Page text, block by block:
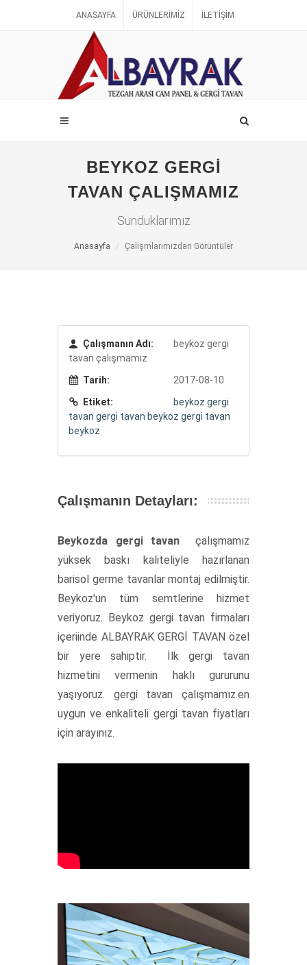
ANASAYFA ÜRÜNLERIMIZ İLETIŞIM
BEYKOZ GERGI
TAVAN ÇALIŞMAMIZ
Sunduklarımız
Anasayfa Çalışmlarımızdan Görüntüler
Çalışmanın Adı:
beykoz gergi
tavan çalışmamız
Tarih:
2017-08-10
Etiket:
beykoz gergi
tavan gergi tavan beykoz gergi tavan
beykoz
Çalışmanın Detayları:
Beykozda gergi tavan
çalışmamız
yüksek baskı kaliteliyle hazırlanan
barisol germe tavanlar montaj edilmiştir.
Beykoz'un tüm semtlerine hizmet
veriyoruz. Beykoz gergi tavan firmaları
içeriinde ALBAYRAK GERGİ TAVAN özel
bir yere sahiptir. İlk gergi tavan
hizmetini vermenin haklı gururunu
yaşıyoruz. gergi tavan çalışmamız.en
uygun ve enkaliteli gergi tavan fiyatları
için arayınız.